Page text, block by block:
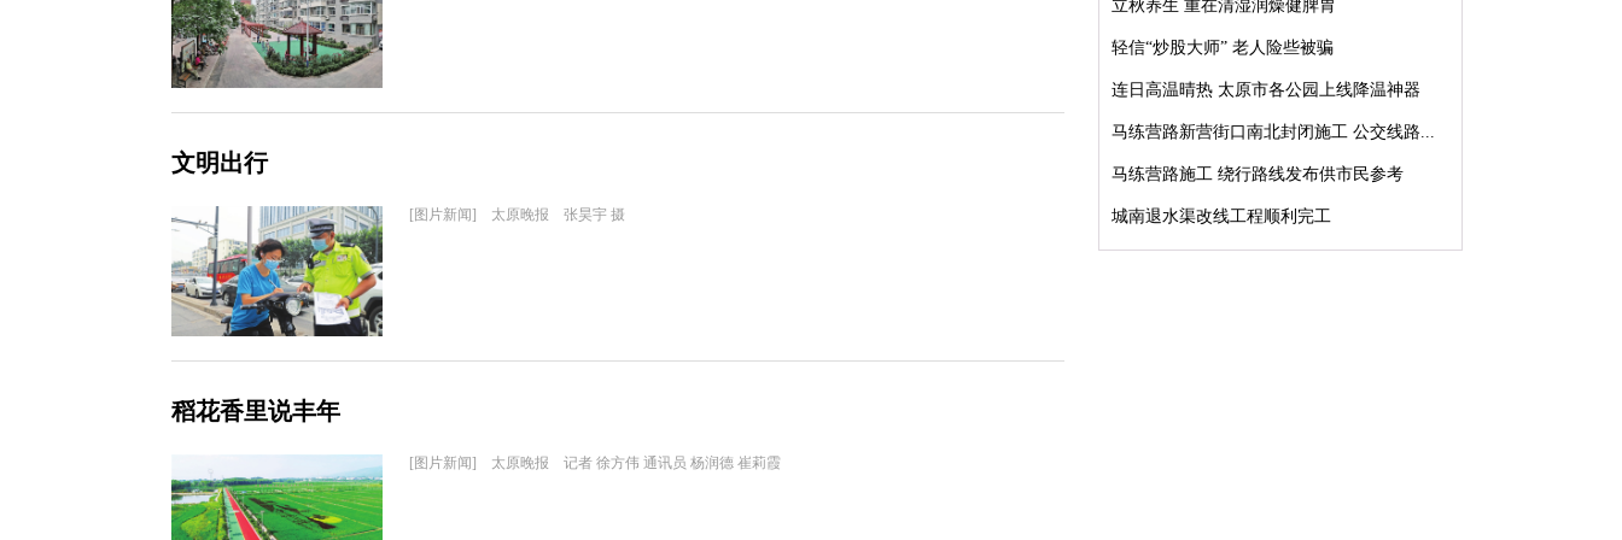
文明出行
[图片新闻] 太原晚报 张昊宇 摄
稻花香里说丰年
[图片新闻] 太原晚报 记者 徐方伟 通讯员 杨润德 崔莉霞
立秋养生 重在清湿润燥健脾胃
轻信“炒股大师” 老人险些被骗
连日高温晴热 太原市各公园上线降温神器
马练营路新营街口南北封闭施工 公交线路...
马练营路施工 绕行路线发布供市民参考
城南退水渠改线工程顺利完工